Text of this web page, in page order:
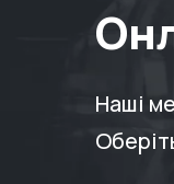
Наші